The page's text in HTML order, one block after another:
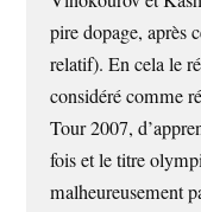
pire dopage, après
relatif). En cela le
considéré comme
Tour 2007,
fois et le titre
malheureusement